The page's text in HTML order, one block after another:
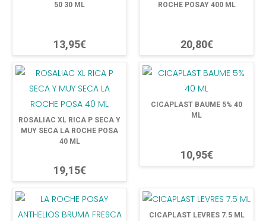
50 30 ML
13,95€
ROCHE POSAY 400 ML
20,80€
ROSALIAC XL RICA P SECA Y
MUY SECA LA ROCHE POSA
40 ML
19,15€
CICAPLAST BAUME 5% 40
ML
10,95€
CICAPLAST LEVRES 7.5 ML